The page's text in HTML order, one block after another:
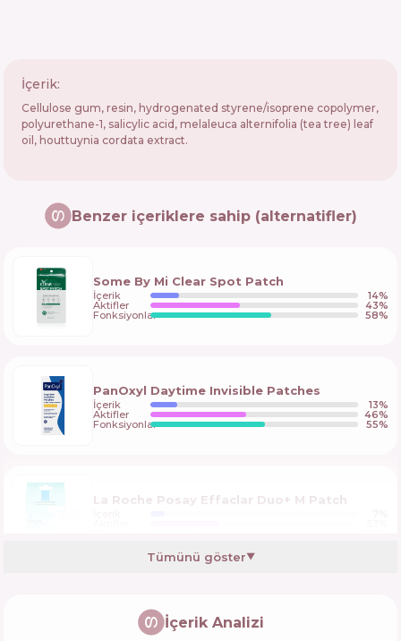
İçerik:
Cellulose gum, resin, hydrogenated styrene/isoprene copolymer,
polyurethane-1, salicylic acid, melaleuca alternifolia (tea tree) leaf
oil, houttuynia cordata extract.
Benzer içeriklere sahip (alternatifler)
Some By Mi Clear Spot Patch
İçerik 14%
Aktifler 43%
Fonksiyonlar 58%
PanOxyl Daytime Invisible Patches
İçerik 13%
Aktifler 46%
Fonksiyonlar 55%
La Roche Posay Effaclar Duo+ M Patch
Garnier Pure Active Pimple Patch
Tümünü göster▼
İçerik Analizi